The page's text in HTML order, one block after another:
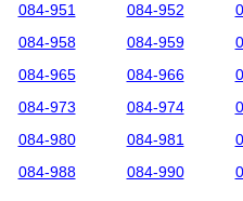
084-951 084-952
084-958 084-959
084-965 084-966
084-973 084-974
084-980 084-981
084-988 084-990